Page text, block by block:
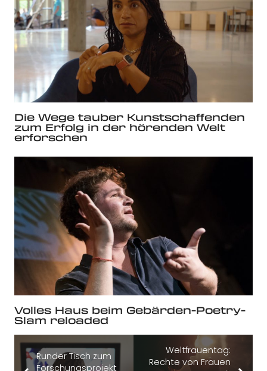
Die Wege tauber Kunstschaffenden
zum Erfolg in der hörenden Welt
erforschen
Volles Haus beim Gebärden-Poetry-
Slam reloaded
Runder Tisch zum
Forschungsprojekt
Weltfrauentag:
Rechte von Frauen